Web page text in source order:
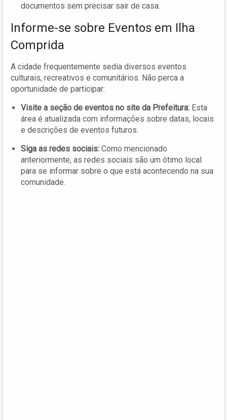
documentos sem precisar sair de casa.
Informe-se sobre Eventos em Ilha
Comprida
A cidade frequentemente sedia diversos eventos
culturais, recreativos e comunitários. Não perca a
oportunidade de participar:
Visite a seção de eventos no site da Prefeitura: Esta
área é atualizada com informações sobre datas, locais
e descrições de eventos futuros.
Siga as redes sociais: Como mencionado
anteriormente, as redes sociais são um ótimo local
para se informar sobre o que está acontecendo na sua
comunidade.